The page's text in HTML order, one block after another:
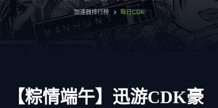
加速器排行榜 每日CDK
【粽情端午】迅游CDK豪